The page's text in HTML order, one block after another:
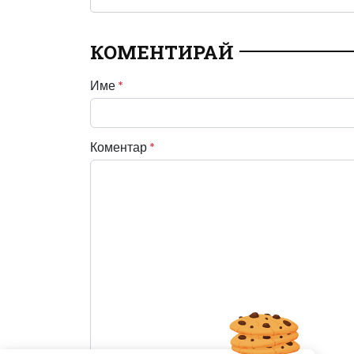
КОМЕНТИРАЙ
Име *
Коментар *